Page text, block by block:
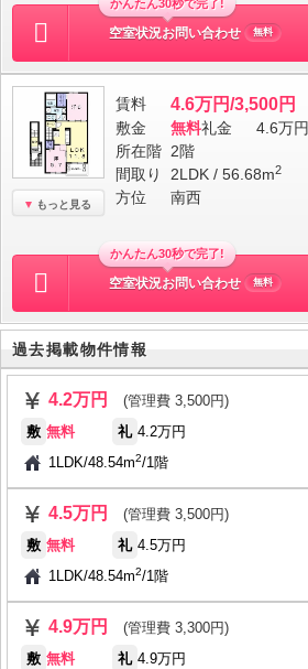
かんたん30秒で完了!
空室状況お問い合わせ 無料
もっと見る
賃料 4.6万円/3,500円
敷金 無料礼金
4.6万円
所在階 2階
間取り
2LDK / 56.68m2
方位 南西
かんたん30秒で完了!
空室状況お問い合わせ 無料
過去掲載物件情報
4.2万円
(管理費 3,500円)
敷 無料 礼 4.2万円
1LDK/48.54m2/1階
4.5万円
(管理費 3,500円)
敷 無料 礼 4.5万円
1LDK/48.54m2/1階
4.9万円
(管理費 3,300円)
敷 無料 礼 4.9万円